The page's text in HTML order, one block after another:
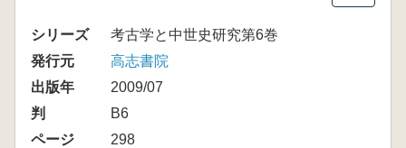
シリーズ
考古学と中世史研究第6巻
発行元
高志書院
出版年
2009/07
判
B6
ページ
298